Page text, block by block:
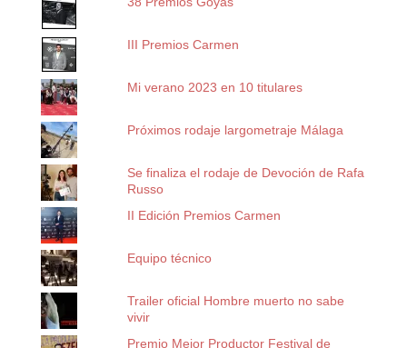
III Premios Carmen
Mi verano 2023 en 10 titulares
Próximos rodaje largometraje Málaga
Se finaliza el rodaje de Devoción de Rafa
Russo
II Edición Premios Carmen
Equipo técnico
Trailer oficial Hombre muerto no sabe
vivir
Premio Mejor Productor Festival de